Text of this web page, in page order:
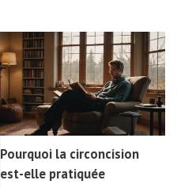
Pourquoi la circoncision
est-elle pratiquée